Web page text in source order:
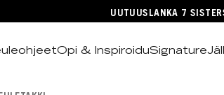
UUTUUSLANKA 7
Opi & InspiroiduSignature